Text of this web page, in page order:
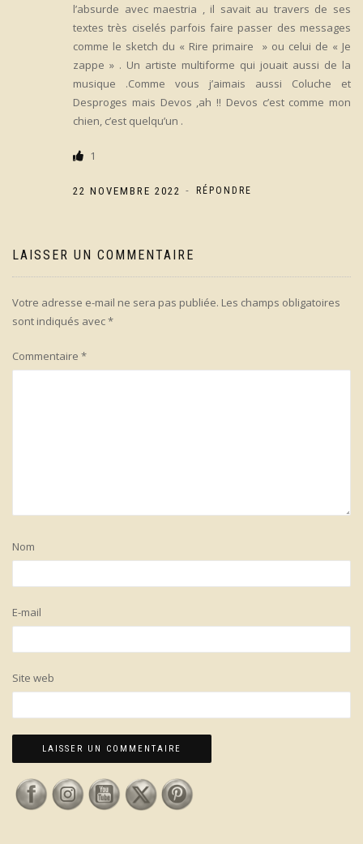
l’absurde avec maestria , il savait au travers de ses
textes très ciselés parfois faire passer des messages
comme le sketch du « Rire primaire » ou celui de « Je
zappe » . Un artiste multiforme qui jouait aussi de la
musique .Comme vous j’aimais aussi Coluche et
Desproges mais Devos ,ah !! Devos c’est comme mon
chien, c’est quelqu’un .
1
22 NOVEMBRE 2022 - RÉPONDRE
LAISSER UN COMMENTAIRE
Votre adresse e-mail ne sera pas publiée. Les champs obligatoires
sont indiqués avec*
Commentaire *
Nom
E-mail
Site web